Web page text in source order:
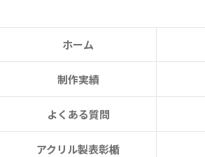
ホーム
制作実績
よくある質問
アクリル製表彰楯